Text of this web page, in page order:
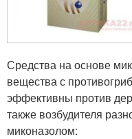
Средства на основе
вещества с
эффективны против
также возбудителя
миконазолом: